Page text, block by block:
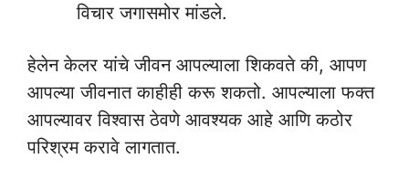
विचार जगासमोर मांडले.
हेलेन केलर यांचे जीवन आपल्याला शिकवते की, आपण
आपल्या जीवनात काहीही करू शकतो. आपल्याला फक्त
आपल्यावर विश्वास ठेवणे आवश्यक आहे आणि कठोर
परिश्रम करावे लागतात.